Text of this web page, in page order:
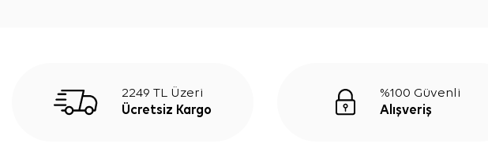
2249 TL Üzeri
Ücretsiz Kargo
%100 Güvenli
Alışveriş